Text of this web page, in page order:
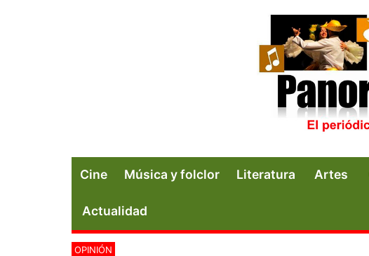
Cine Música y folclor Literatura Artes
Actualidad
OPINIÓN